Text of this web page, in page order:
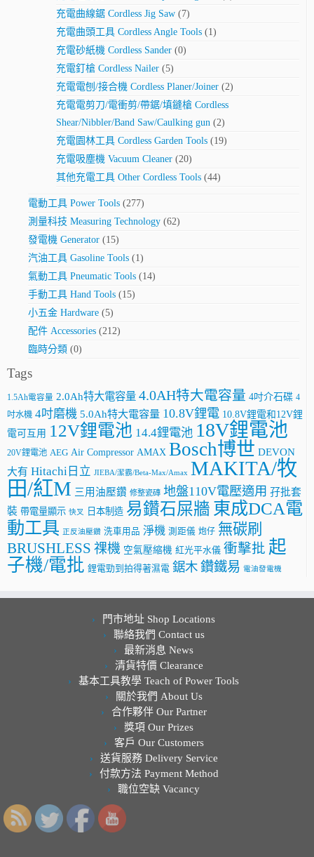
充電曲線鋸 Cordless Jig Saw (7)
充電曲頭工具 Cordless Angle Tools (1)
充電砂紙機 Cordless Sander (0)
充電釘槍 Cordless Nailer (5)
充電電刨/接合機 Cordless Planer/Joiner (2)
充電電剪刀/電衝剪/帶鋸/填鏠槍 Cordless
Shear/Nibbler/Band Saw/Caulking gun (2)
充電園林工具 Cordless Garden Tools (19)
充電吸塵機 Vacuum Cleaner (20)
其他充電工具 Other Cordless Tools (44)
電動工具 Power Tools (277)
測量科技 Measuring Technology (62)
發電機 Generator (15)
汽油工具 Gasoline Tools (1)
氣動工具 Pneumatic Tools (14)
手動工具 Hand Tools (15)
小五金 Hardware (5)
配件 Accessories (212)
臨時分類 (0)
Tags
1.5Ah電容量 2.0Ah特大電容量 4.0AH特大電容量 4吋介石碟 4
吋水機 4吋磨機 5.0Ah特大電容量 10.8V鋰電 10.8V鋰電和12V鋰
電可互用 12V鋰電池 14.4鋰電池 18V鋰電池
20V鋰電池 AEG Air Compressor AMAX Bosch博世 DEVON
大有 Hitachi日立 JIEBA/潔霸/Beta-Max/Amax MAKITA/牧
田/紅M 三用油壓鑽 修整瓷磚 地盤110V電壓適用 孖批套
裝 帶電量顯示 快叉 日本制造 易鑽石屎牆 東成DCA電
動工具 正反油壓鑽 洗車用品 淨機 測距儀 炮仔 無碳刷
BRUSHLESS 祼機 空氣壓縮機 紅光平水儀 衝擊批 起
子機/電批 鋰電勁到拍得著濕電 鋸木 鑽鐵易 電油發電機
門市地址 Shop Locations
聯絡我們 Contact us
最新消息 News
清貨特價 Clearance
基本工具教學 Teach of Power Tools
關於我們 About Us
合作夥伴 Our Partner
獎項 Our Prizes
客戶 Our Customers
送貨服務 Delivery Service
付款方法 Payment Method
職位空缺 Vacancy